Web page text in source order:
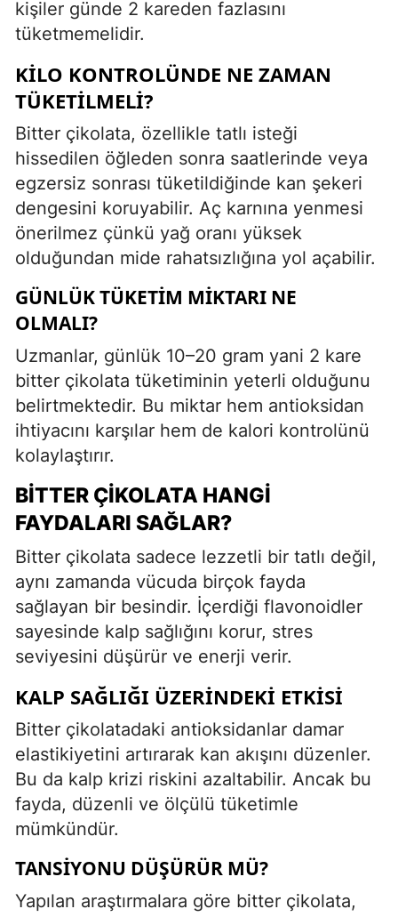
kişiler günde 2 kareden fazlasını
tüketmemelidir.
KILO KONTROLÜNDE NE ZAMAN
TÜKETILMELI?
Bitter çikolata, özellikle tatlı isteği
hissedilen öğleden sonra saatlerinde veya
egzersiz sonrası tüketildiğinde kan şekeri
dengesini koruyabilir. Aç karnına yenmesi
önerilmez çünkü yağ oranı yüksek
olduğundan mide rahatsızlığına yol açabilir.
GÜNLÜK TÜKETIM MIKTARI NE
OLMALI?
Uzmanlar, günlük 10–20 gram yani 2 kare
bitter çikolata tüketiminin yeterli olduğunu
belirtmektedir. Bu miktar hem antioksidan
ihtiyacını karşılar hem de kalori kontrolünü
kolaylaştırır.
BITTER ÇIKOLATA HANGI
FAYDALARI SAĞLAR?
Bitter çikolata sadece lezzetli bir tatlı değil,
aynı zamanda vücuda birçok fayda
sağlayan bir besindir. İçerdiği flavonoidler
sayesinde kalp sağlığını korur, stres
seviyesini düşürür ve enerji verir.
KALP SAĞLIĞI ÜZERINDEKI ETKISI
Bitter çikolatadaki antioksidanlar damar
elastikiyetini artırarak kan akışını düzenler.
Bu da kalp krizi riskini azaltabilir. Ancak bu
fayda, düzenli ve ölçülü tüketimle
mümkündür.
TANSIYONU DÜŞÜRÜR MÜ?
Yapılan araştırmalara göre bitter çikolata,